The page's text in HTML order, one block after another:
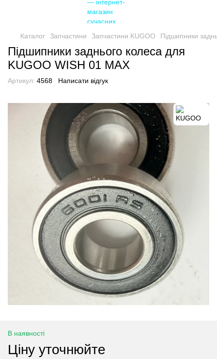
Каталог Запчастини Запчастини KUGOO Підшипники
Підшипники заднього колеса для
KUGOO WISH 01 MAX
Артикул: 4568 Написати відгук
В наявності
Ціну уточнюйте